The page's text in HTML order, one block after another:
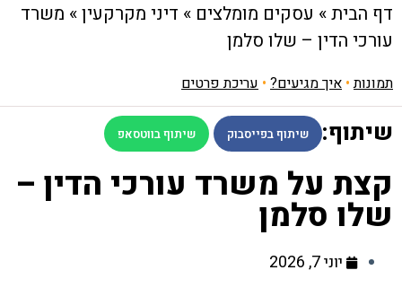
דף הבית» עסקים מומלצים » דיני מקרקעין» משרד
עורכי הדין – שלו סלמן
תמונות• איך מגיעים? • עריכת פרטים
שיתוף: שיתוף בפייסבוק שיתוף בווטסאפ
קצת על משרד עורכי הדין –
שלו סלמן
יוני 7, 2026